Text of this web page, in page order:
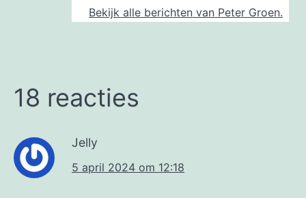
Bekijk alle berichten van Peter Groen.
18 reacties
Jelly
5 april 2024 om 12:18